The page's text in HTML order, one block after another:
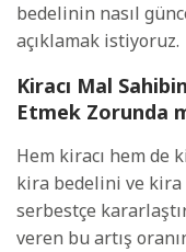
bedelinin nasıl
açıklamak istiyoruz.
Kiracı Mal
Etmek Zorunda
Hem kiracı hem de
kira bedelini ve kira
serbestçe
veren bu artış